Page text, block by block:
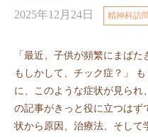
2025年12月24日 精神科訪
「最近、子供が頻繁にまば
もしかして、チック症？」
に、このような症状が見られ
の記事がきっと役に立つはず
状から原因、治療法、そして